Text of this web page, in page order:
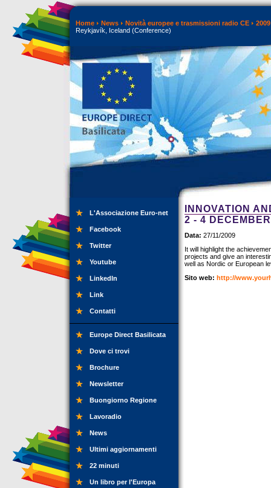
Home News Novità europee e trasmissioni radio CE
2009
Reykjavík, Iceland (Conference)
L'Associazione Euro-net
Facebook
Twitter
Youtube
LinkedIn
Link
Contatti
Europe Direct Basilicata
Dove ci trovi
Brochure
Newsletter
Buongiorno Regione
Lavoradio
News
Ultimi aggiornamenti
22 minuti
Un libro per l'Europa
INNOVATION
2 - 4
Data: 27/11/2009
It will highlight the
projects and give an
well as Nordic or European
Sito web: http://